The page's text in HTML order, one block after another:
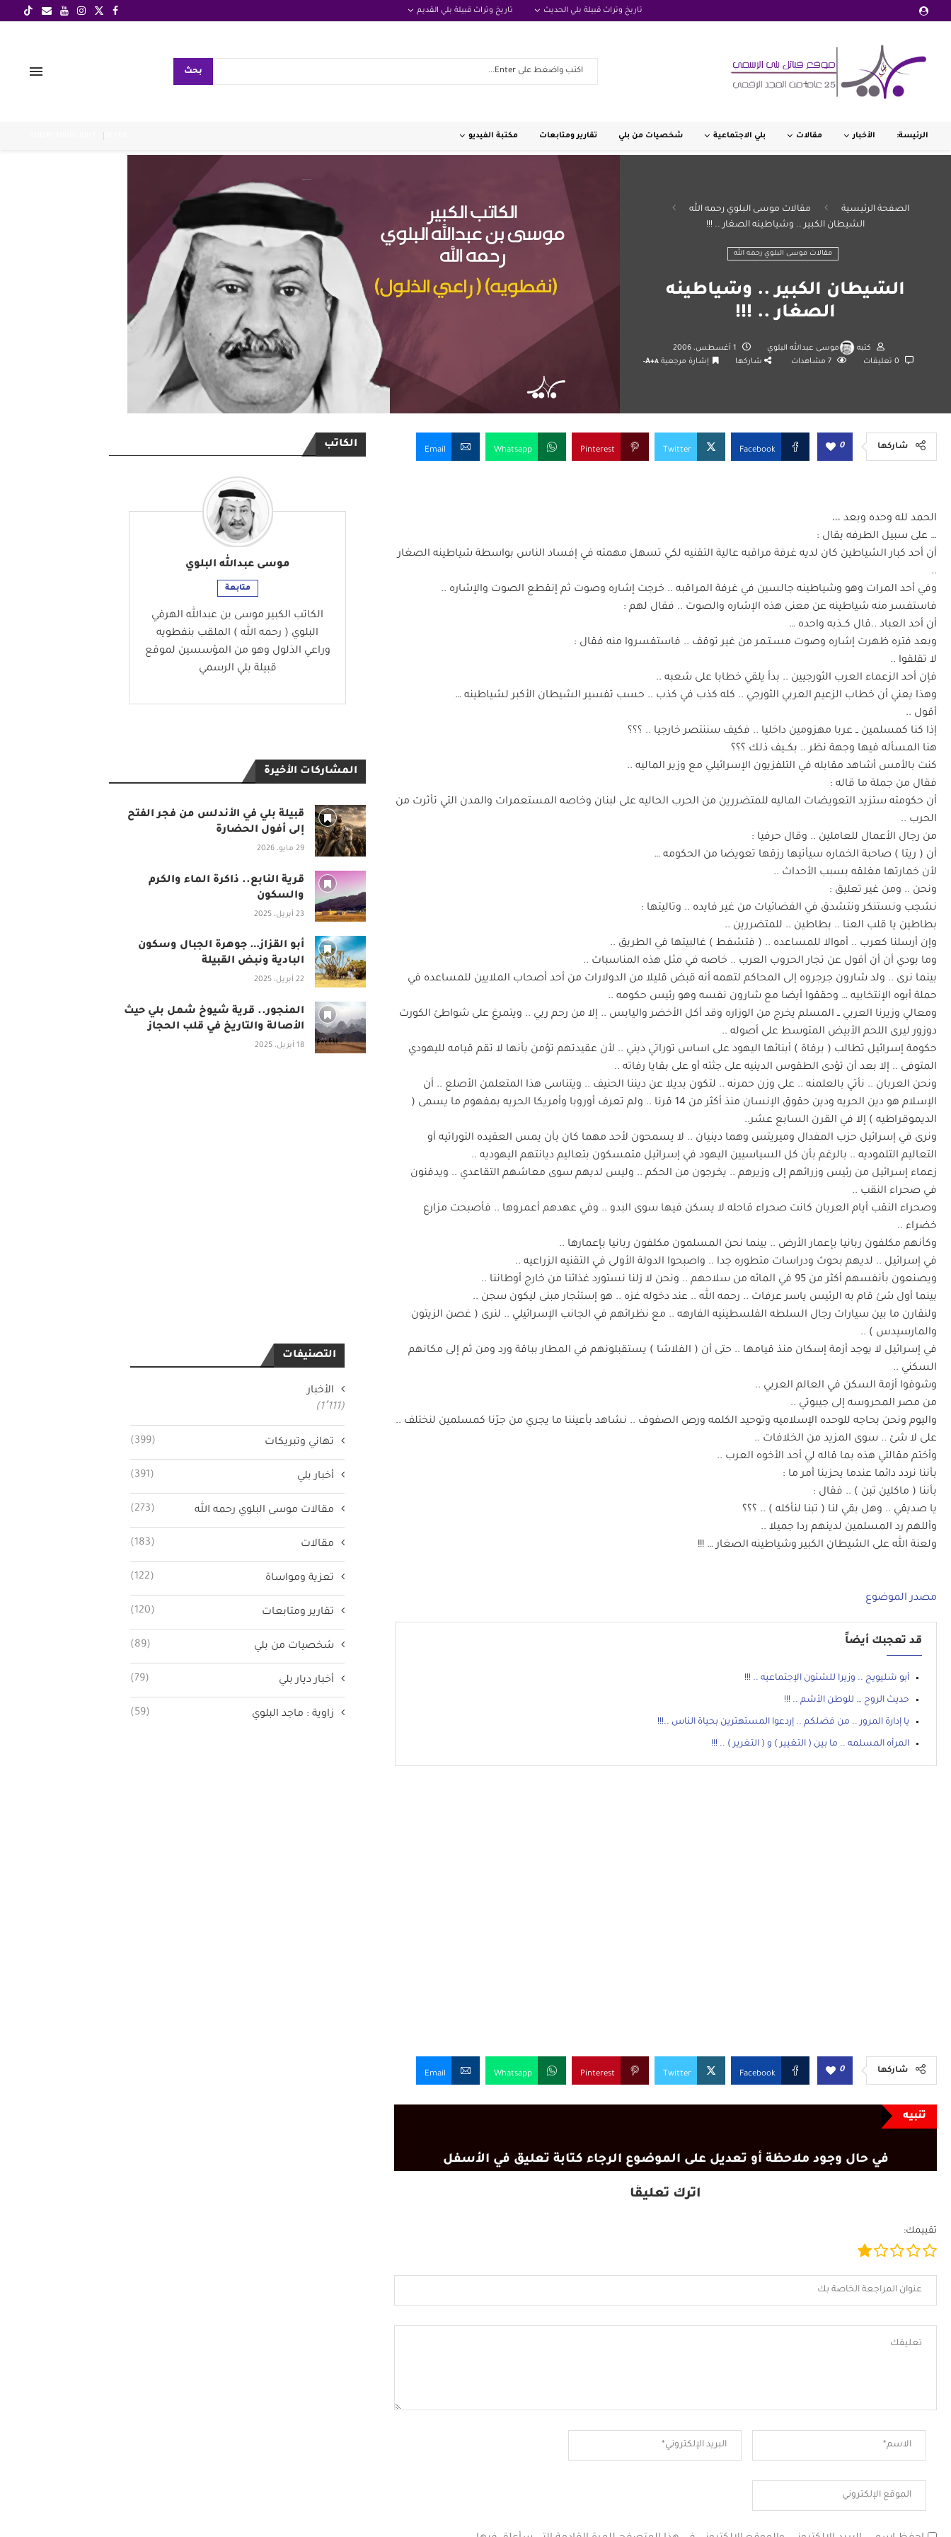
تاريخ وتراث قبيلة بلي الحديث تاريخ وتراث قبيلة بلي القديم
بحث
الرئيسة: الأخبار مقالات بلي الاجتماعية شخصيات من بلي تقارير ومتابعات مكتبة الفيديو
الصفحة الرئيسية
مقالات موسى البلوي رحمه الله
الشيطان الكبير .. وشياطينه الصغار .. !!!
مقالات موسى البلوي رحمه الله
الشيطان الكبير .. وشياطينه
الصغار .. !!!
كتبه موسى عبدالله البلوي
1 أغسطس، 2006
7 مشاهدات شاركها إشارة مرجعية A+A-
شاركها 0
Facebook
Twitter
Pinterest
Whatsapp
Email
الحمد لله وحده وبعد ،،،
… على سبيل الطرفه يقال :
أن أحد كبار الشياطين كان لديه غرفة مراقبه عالية التقنيه لكي تسهل مهمته في إفساد الناس بواسطة شياطينه الصغار
..
وفي أحد المرات وهو وشياطينه جالسين في غرفة المراقبه .. خرجت إشاره وصوت ثم إنقطع الصوت والإشاره ..
فاستفسر منه شياطينه عن معنى هذه الإشاره والصوت .. فقال لهم :
أن أحد العباد ..قال كــذبه واحده …
وبعد فتره ظهرت إشاره وصوت مسـتـمر من غير توقف .. فاستفسروا منه فقال :
لا تقلقوا ..
فإن أحد الزعماء العرب الثورجيين .. بدأ يلقي خطابا على شعبه ..
وهذا يعني أن خطاب الزعيم العربي الثورجي .. كله كذب في كذب .. حسب تفسير الشيطان الأكبر لشياطينه …
أقول ..
إذا كنا كمسلمين ــ عربا مهزومين داخليا .. فكيف سننتصر خارجيا .. ؟؟؟
هنا المسأله فيها وجهة نظر .. بكــيف ذلك ؟؟؟
كنت بالأمس أشاهد مقابله في التلفزيون الإسرائيلي مع وزير الماليه ..
فقال من جملة ما قاله :
أن حكومته ستزيد التعويضات الماليه للمتضررين من الحرب الحاليه على لبنان وخاصه المستعمرات والمدن التي تأثرت من
الحرب ..
من رجال الأعمال للعاملين .. وقال حرفيا :
أن ( ريتا ) صاحبة الخماره سيأتيها رزقها تعويضا من الحكومه …
لأن خمارتها مغلقه بسبب الأحداث ..
ونحن .. ومن غير تعليق :
نشجب ونستنكر ونتشدق في الفضائيات من غير فايده .. وتاليتها :
بطاطين يا قلب العنا .. بطاطين .. للمتضررين ..
وإن أرسلنا كعرب .. أموالا للمساعده .. ( فتشفط ) غالبيتها في الطريق ..
وما بودي أن أن أقول عن تجار الحروب العرب .. خاصه في مثل هذه المناسبات ..
بينما نرى .. ولد شارون جرجروه إلى المحاكم لتهمه أنه قبض قليلا من الدولارات من أحد أصحاب الملايين للمساعده في
حملة أبوه الإنتخابيه … وحققوا أيضا مع شارون نفسه وهو رئيس حكومه ..
ومعالي وزيرنا العربي ــ المسلم يخرج من الوزاره وقد أكل الأخضر واليابس .. إلا من رحم ربي .. ويتمرغ على شواطئ الكورت
دوزور ليرى اللحم الأبيض المتوسط على أصوله ..
حكومة إسرائيل تطالب ( برفاة ) أبنائها اليهود على اساس توراتي ديني .. لأن عقيدتهم تؤمن بأنها لا تقم قيامه لليهودي
المتوفى .. إلا بعد أن تؤدى الطقوس الدينيه على جثته أو على بقايا رفاته ..
ونحن العربان .. نأتي بالعلمنه .. على وزن حمرنه .. لتكون بديلا عن ديننا الحنيف .. ويتناسى هذا المتعلمن الأصلع .. أن
الإسلام هو دين الحريه ودين حقوق الإنسان منذ أكثر من 14 قرنا .. ولم تعرف أوروبا وأمريكا الحريه بمفهوم ما يسمى (
الديموقراطيه ) إلا في القرن السابع عشر..
ونرى في إسرائيل حزب المفدال وميريتس وهما دينيان .. لا يسمحون لأحد مهما كان بأن يمس العقيده التوراتيه أو
التعاليم التلموديه .. بالرغم بأن كل السياسيين اليهود في إسرائيل متمسكون بتعاليم ديانتهم اليهوديه ..
زعماء إسرائيل من رئيس وزرائهم إلى وزيرهم .. يخرجون من الحكم .. وليس لديهم سوى معاشهم التقاعدي .. ويدفنون
في صحراء النقب ..
وصحراء النقب أيام العربان كانت صحراء قاحله لا يسكن فيها سوى البدو .. وفي عهدهم أعمروها .. فأصبحت مزارع
خضراء ..
وكأنهم مكلفون ربانيا بإعمار الأرض .. بينما نحن المسلمون مكلفون ربانيا بإعمارها ..
في إسرائيل .. لديهم بحوث ودراسات متطوره جدا .. واصبحوا الدولة الأولى في التقنيه الزراعيه ..
ويصنعون بأنفسهم أكثر من 95 في المائه من سلاحهم .. ونحن لا زلنا نستورد غذائنا من خارج أوطاننا ..
بينما أول شئ قام به الرئيس ياسر عرفات .. رحمه الله .. عند دخوله غزه .. هو إستئجار مبنى ليكون سجن ..
ولنقارن ما بين سيارات رجال السلطه الفلسطينيه الفارهه .. مع نظرائهم في الجانب الإسرائيلي .. لنرى ( غصن الزيتون
والمارسيدس ) ..
في إسرائيل لا يوجد أزمة إسكان منذ قيامها .. حتى أن ( الفلاشا ) يستقبلونهم في المطار بباقة ورد ومن ثم إلى مكانهم
السكني ..
وشوفوا أزمة السكن في العالم العربي ..
من مصر المحروسه إلى جيبوتي ..
واليوم ونحن بحاجه للوحده الإسلاميه وتوحيد الكلمه ورص الصفوف .. نشاهد بأعيننا ما يجري من جرّنا كمسلمين لنختلف ..
على لا شئ .. سوى المزيد من الخلافات ..
وأختم مقالتي هذه بما قاله لي أحد الأخوه العرب ..
بأننا نردد دائما عندما يحزبنا أمر ما :
بأننا ( ماكلين تبن ) .. فقال :
يا صديقي .. وهل بقي لنا ( تبنا لنأكله ) .. ؟؟؟
وأللهم رد المسلمين لدينهم ردا جميلا ..
ولعنة الله على الشيطان الكبير وشياطينه الصغار … !!!
مصدر الموضوع
قد تعجبك أيضاً
أبو شليويح .. وزيرا للشئون الإجتماعيه .. !!!
حديث الروح … للوطن الأشم .. !!!
يا إدارة المرور .. من فضلكم .. إردعوا المستهترين بحياة الناس ..!!!
المرأه المسلمه .. ما بين ( التغيير ) و ( التغرير ) .. !!!
شاركها 0
Facebook
Twitter
Pinterest
Whatsapp
Email
تنبيه
في حال وجود ملاحظة أو تعديل على الموضوع الرجاء كتابة تعليق في الأسفل
اترك تعليقًا
تقييمك:
الكاتب
موسى عبدالله البلوي
متابعة
الكاتب الكبير موسى بن عبدالله الهرفي
البلوي ( رحمه الله ) الملقب بنفطويه
وراعي الذلول وهو من المؤسسين لموقع
قبيلة بلي الرسمي
المشاركات الأخيرة
قبيلة بلي في الأندلس من فجر الفتح
إلى أفول الحضارة
29 مايو، 2026
قرية النابع.. ذاكرة الماء والكرم
والسكون
23 أبريل، 2025
أبو القزاز… جوهرة الجبال وسكون
البادية ونبض القبيلة
22 أبريل، 2025
المنجور.. قرية شيوخ شمل بلي حيث
الأصالة والتاريخ في قلب الحجاز
18 أبريل، 2025
التصنيفات
الأخبار
(1٬111)
تهاني وتبريكات (399)
أخبار بلي (391)
مقالات موسى البلوي رحمه الله (273)
مقالات (183)
تعزية ومواساة (122)
تقارير ومتابعات (120)
شخصيات من بلي (89)
أخبار ديار بلي (79)
زاوية : ماجد البلوي (59)